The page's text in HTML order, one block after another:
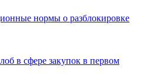
нормы о разблокировке
в сфере закупок в первом